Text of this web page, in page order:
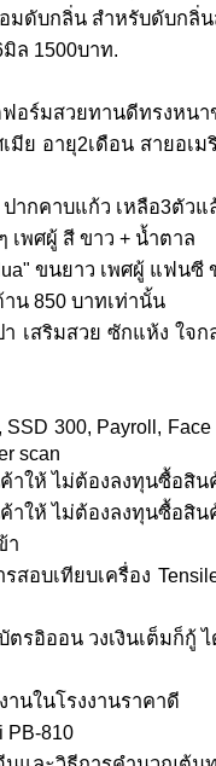
อมดับกลิ่น สำหรับดับกลิ่
ล 1500บาท.
อร์มสวยทานดีทรงหน
มีย อายุ2เดือน สายอเ
ากคาบแก้ว เหลือ3ตัวแ
พศผู้ สี ขาว + น้ำตาล
ขนยาว เพศผู้ แฟนซี
น 850 บาทเท่านั้น
เสริมสวย ซักแห้ง ใจ
300, Payroll,
scan
ให้ ไม่ต้องลงทุนซื้อสิน
ให้ ไม่ต้องลงทุนซื้อสิน
า
อบเทียบเครื่อง
ตรอิออน วงเงินเต็มก็กู้
นในโรงงานราคาดี
PB-810